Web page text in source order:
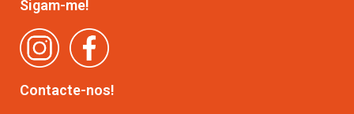
Sigam-me!
Contacte-nos!